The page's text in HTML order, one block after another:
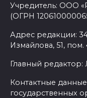
Учредитель: ООО
(ОГРН
Адрес редакции:
Измайлова, 51, пом.
Главный
Контактные
государственных